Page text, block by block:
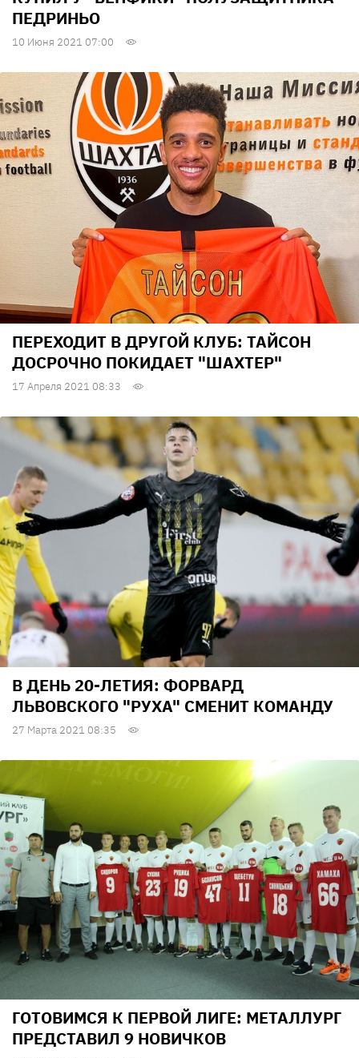
ПЕДРИНЬО
10 Июня 2021 07:00
ПЕРЕХОДИТ В ДРУГОЙ КЛУБ: ТАЙСОН
ДОСРОЧНО ПОКИДАЕТ "ШАХТЕР"
17 Апреля 2021 08:33
В ДЕНЬ 20-ЛЕТИЯ: ФОРВАРД
ЛЬВОВСКОГО "РУХА" СМЕНИТ КОМАНДУ
27 Марта 2021 08:35
ГОТОВИМСЯ К ПЕРВОЙ ЛИГЕ: МЕТАЛЛУРГ
ПРЕДСТАВИЛ 9 НОВИЧКОВ